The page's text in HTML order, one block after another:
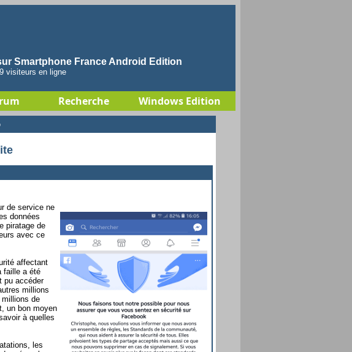
Smartphone France Android Edition
visiteurs en ligne
Recherche Windows Edition
de service ne
données
piratage de
avec ce
affectant
faille a été
pu accéder
millions
de
un bon moyen
à quelles
les